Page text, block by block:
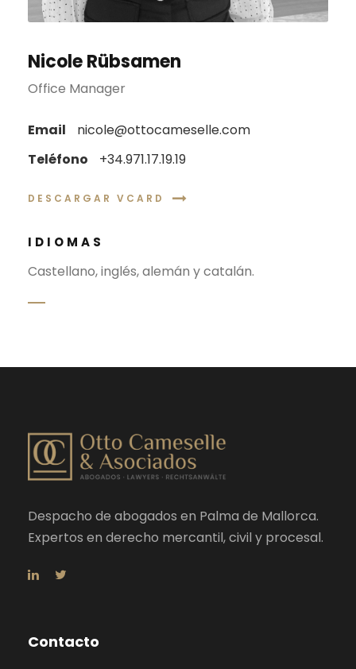
Nicole Rübsamen
Office Manager
Email
nicole@ottocameselle.com
Teléfono
+34.971.17.19.19
DESCARGAR VCARD
IDIOMAS
Castellano, inglés, alemán y catalán.
Despacho de abogados en Palma de Mallorca.
Expertos en derecho mercantil, civil y procesal.
Contacto